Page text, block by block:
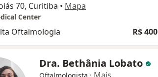
70, Curitiba • Mapa
Center
Oftalmologia R$ 400
Dra. Bethânia Lobato